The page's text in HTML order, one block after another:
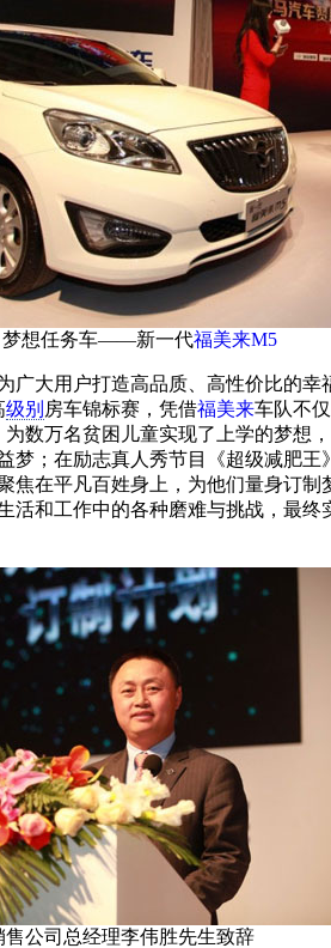
梦想任务车——新一代福美来M5
广大用户打造高品质、高性价比的幸
级别 房车锦标赛，凭借福美来车队不
数万名贫困儿童实现了上学的梦想，
；在励志真人秀节目《超级减肥王
在平凡百姓身上，为他们量身订制
和工作中的各种磨难与挑战，最终
售公司总经理李伟胜先生致辞